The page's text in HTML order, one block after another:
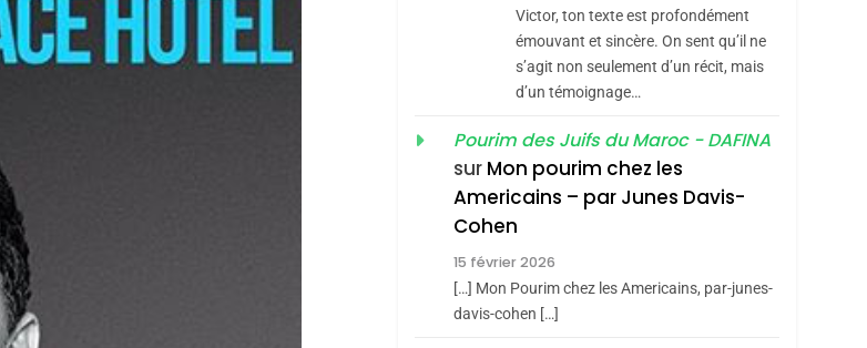
De Tadla Azilal
Consacrés Produits
Du Terroir
DAFINA MAROC
Oeil Ravageur –
Vanessa De Loya
Stauber
CINEMA ISRAÉL
«Tu Dis Génocide, Je
Boy George
3
Victor, ton texte est profondément
émouvant et sincère. On sent qu’il ne
s’agit non seulement d’un récit, mais
d’un témoignage…
Pourim des Juifs du Maroc - DAFINA
sur Mon pourim chez les
Americains – par Junes Davis-
Cohen
15 février 2026
[…] Mon Pourim chez les Americains, par-junes-
davis-cohen […]